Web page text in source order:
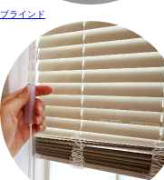
ブラインド